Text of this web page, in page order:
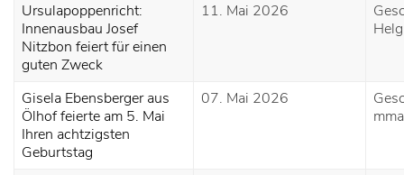
Ursulapoppenricht:
Innenausbau Josef
Nitzbon feiert für einen
guten Zweck
11. Mai 2026
Gisela Ebensberger aus
Ölhof feierte am 5. Mai
Ihren achtzigsten
Geburtstag
07. Mai 2026
mma